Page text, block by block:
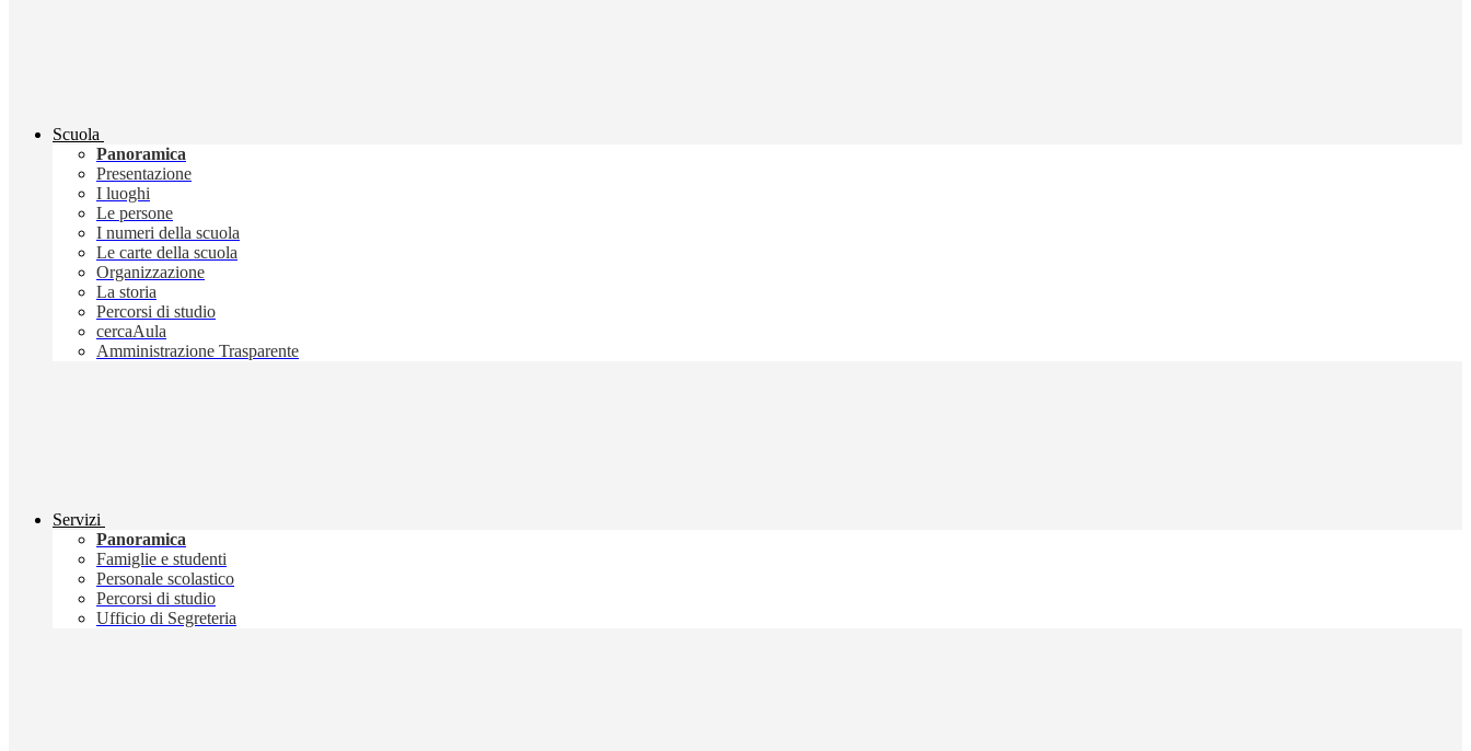
Scuola
Panoramica
Presentazione
I luoghi
Le persone
I numeri della scuola
Le carte della scuola
Organizzazione
La storia
Percorsi di studio
cercaAula
Amministrazione Trasparente
Servizi
Panoramica
Famiglie e studenti
Personale scolastico
Percorsi di studio
Ufficio di Segreteria